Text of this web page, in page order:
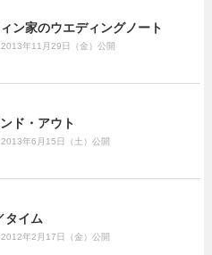
ン家のウエディングノート
年11月29日（金）公開
ド・アウト
年6月15日（土）公開
タイム
年2月17日（金）公開